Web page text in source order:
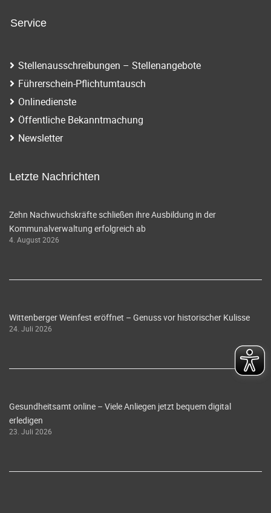
Service
Stellenausschreibungen – Stellenangebote
Führerschein-Pflichtumtausch
Onlinedienste
Öffentliche Bekanntmachung
Newsletter
Letzte Nachrichten
Zehn Nachwuchskräfte schließen ihre Ausbildung in der
Kommunalverwaltung erfolgreich ab
4. August 2026
Wittenberger Weinfest eröffnet – Genuss vor historischer Kulisse
24. Juli 2026
Gesundheitsamt online – Viele Anliegen jetzt bequem digital
erledigen
23. Juli 2026